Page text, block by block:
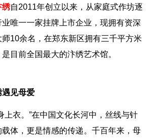
绣自2011年创立以来，从家庭式作坊逐
业唯一一家挂牌上市企业，现拥有资深
10余名，在郑东新区拥有三千平方米
目前全国最大的汴绣艺术馆。
遇见母爱
上衣。”在中国文化长河中，丝线与针
体，更是情感的传递。千百年来，母